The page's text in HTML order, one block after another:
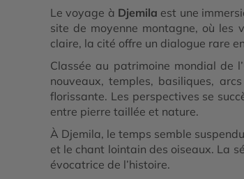
Le voyage à Djemila est une
site de moyenne montagne, où les
claire, la cité offre un dialogue rare
Classée au patrimoine mondial de
nouveaux, temples, basiliques,
florissante. Les perspectives se
entre pierre taillée et nature.
À Djemila, le temps semble
et le chant lointain des oiseaux. La
évocatrice de l’histoire.